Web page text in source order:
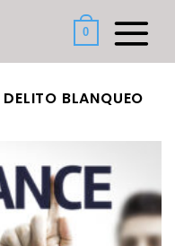
0
DELITO BLANQUEO